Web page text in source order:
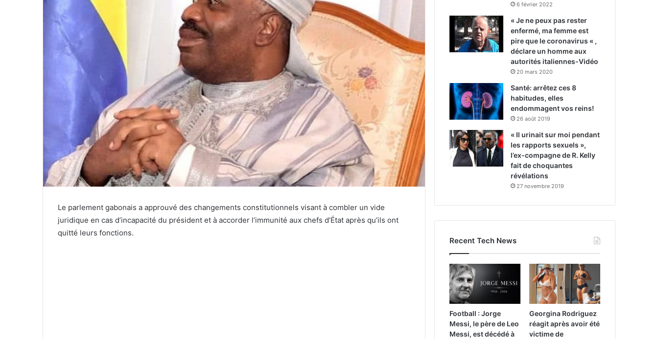
Le parlement gabonais a approuvé des changements constitutionnels visant à combler un vide
juridique en cas d’incapacité du président et à accorder l’immunité aux chefs d’État après qu’ils ont
quitté leurs fonctions.
6 février 2022
« Je ne peux pas rester
enfermé, ma femme est
pire que le coronavirus « ,
déclare un homme aux
autorités italiennes-Vidéo
20 mars 2020
Santé: arrêtez ces 8
habitudes, elles
endommagent vos reins!
26 août 2019
« Il urinait sur moi pendant
les rapports sexuels »,
l’ex-compagne de R. Kelly
fait de choquantes
révélations
27 novembre 2019
Recent Tech News
Football : Jorge
Messi, le père de Leo
Messi, est décédé à
Georgina Rodriguez
réagit après avoir été
victime de